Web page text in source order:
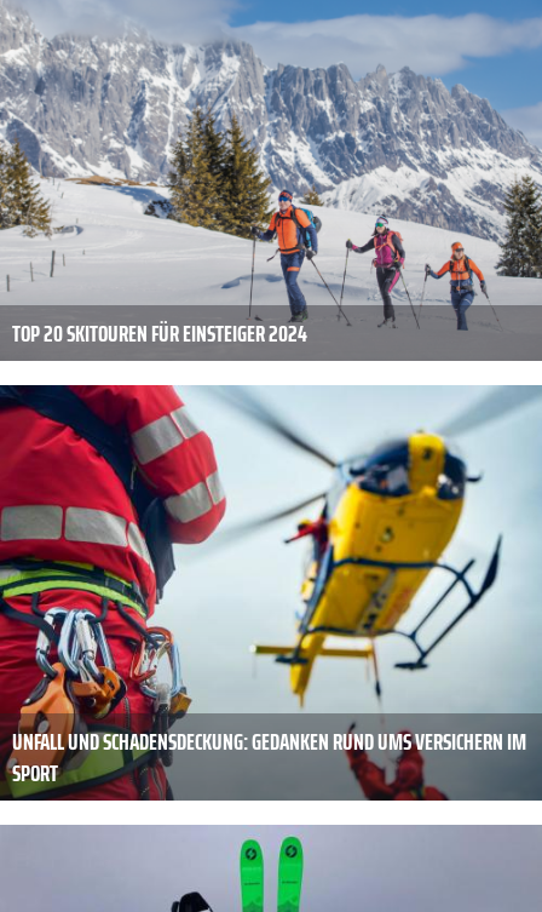
TOP 20 SKITOUREN FÜR EINSTEIGER 2024
UNFALL UND SCHADENSDECKUNG: GEDANKEN RUND UMS VERSICHERN IM
SPORT